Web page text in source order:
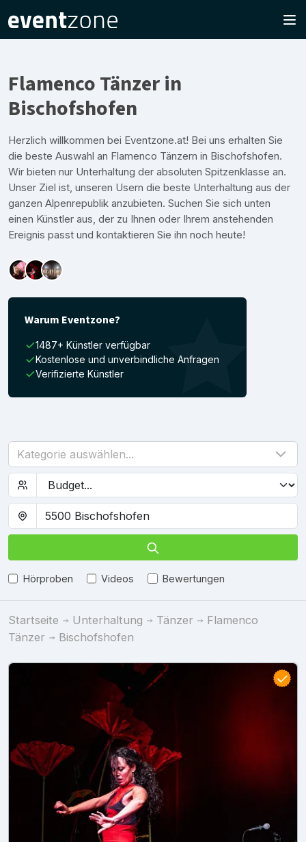
Flamenco Tänzer in
Bischofshofen
Herzlich willkommen bei Eventzone.at! Bei uns erhalten Sie
die beste Auswahl an Flamenco Tänzern in Bischofshofen.
Wir bieten nur Unterhaltung der absoluten Spitzenklasse an.
Unser Ziel ist, unseren Usern die beste Unterhaltung aus der
ganzen Alpenrepublik anzubieten. Suchen Sie sich unten
einen Künstler aus, der zu Ihnen oder Ihrem anstehenden
Ereignis passt und kontaktieren Sie ihn noch heute!
Warum Eventzone?
1487+ Künstler verfügbar
Kostenlose und unverbindliche Anfragen
Verifizierte Künstler
Kategorie auswählen...
Hörproben Videos Bewertungen
Startseite Unterhaltung Tänzer
Flamenco
Tänzer
Bischofshofen